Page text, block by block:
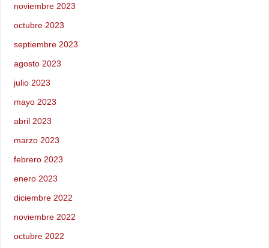
noviembre 2023
octubre 2023
septiembre 2023
agosto 2023
julio 2023
mayo 2023
abril 2023
marzo 2023
febrero 2023
enero 2023
diciembre 2022
noviembre 2022
octubre 2022